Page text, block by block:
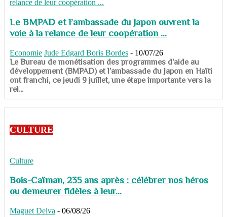
Le BMPAD et l’ambassade du Japon ouvrent la
voie à la relance de leur coopération ...
Economie Jude Edgard Boris Bordes - 10/07/26
​​​​​​​Le Bureau de monétisation des programmes d’aide au
développement (BMPAD) et l’ambassade du Japon en Haïti
ont franchi, ce jeudi 9 juillet, une étape importante vers la
rel...
CULTURE
Culture
Bois-Caïman, 235 ans après : célébrer nos héros
ou demeurer fidèles à leur...
Maguet Delva - 06/08/26